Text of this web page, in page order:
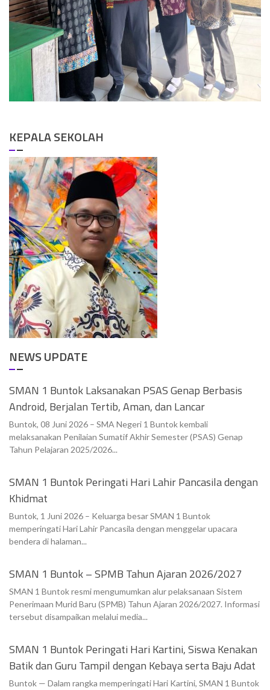
KEPALA SEKOLAH
NEWS UPDATE
SMAN 1 Buntok Laksanakan PSAS Genap Berbasis
Android, Berjalan Tertib, Aman, dan Lancar
Buntok, 08 Juni 2026 – SMA Negeri 1 Buntok kembali
melaksanakan Penilaian Sumatif Akhir Semester (PSAS) Genap
Tahun Pelajaran 2025/2026...
SMAN 1 Buntok Peringati Hari Lahir Pancasila dengan
Khidmat
Buntok, 1 Juni 2026 – Keluarga besar SMAN 1 Buntok
memperingati Hari Lahir Pancasila dengan menggelar upacara
bendera di halaman...
SMAN 1 Buntok – SPMB Tahun Ajaran 2026/2027
SMAN 1 Buntok resmi mengumumkan alur pelaksanaan Sistem
Penerimaan Murid Baru (SPMB) Tahun Ajaran 2026/2027. Informasi
tersebut disampaikan melalui media...
SMAN 1 Buntok Peringati Hari Kartini, Siswa Kenakan
Batik dan Guru Tampil dengan Kebaya serta Baju Adat
Buntok — Dalam rangka memperingati Hari Kartini, SMAN 1 Buntok